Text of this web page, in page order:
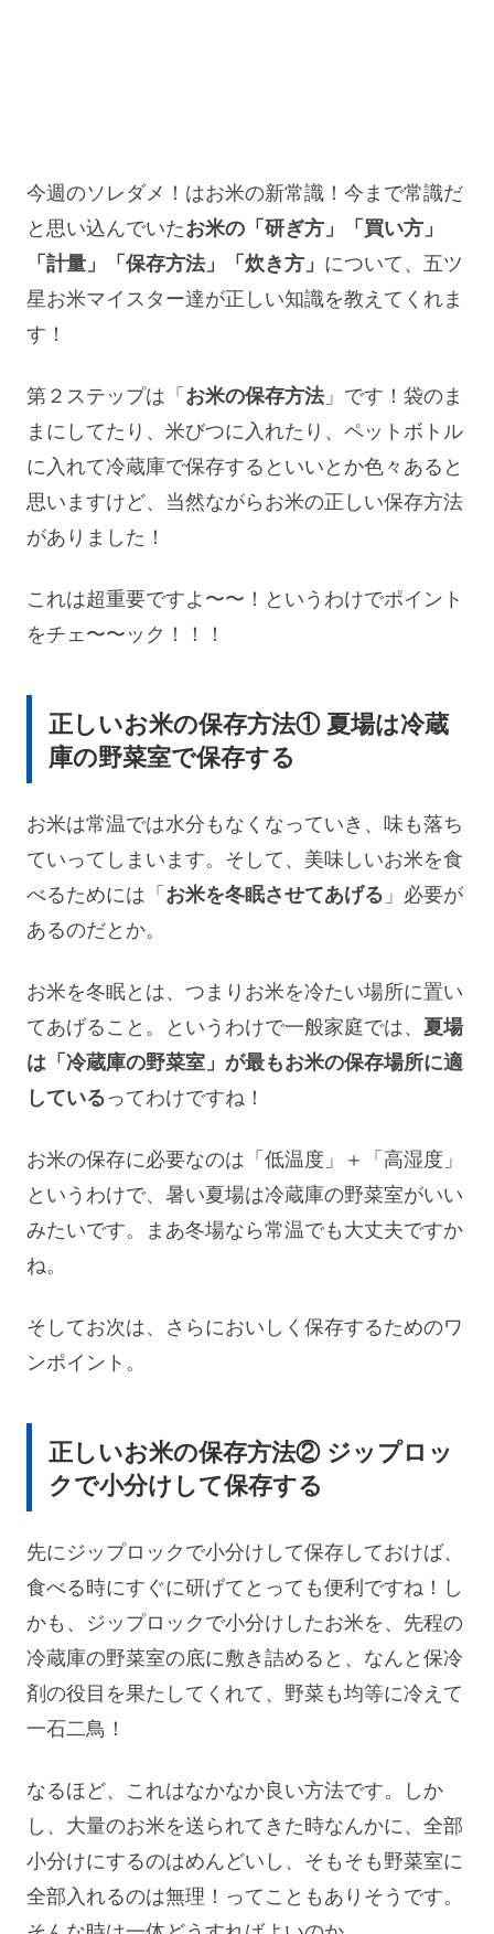
今週のソレダメ！はお米の新常識！今まで常識だ
と思い込んでいたお米の「研ぎ方」「買い方」
「計量」「保存方法」「炊き方」 について、五ツ
星お米マイスター達が正しい知識を教えてくれま
す！
第２ステップは「お米の保存方法」です！袋のま
まにしてたり、米びつに入れたり、ペットボトル
に入れて冷蔵庫で保存するといいとか色々あると
思いますけど、当然ながらお米の正しい保存方法
がありました！
これは超重要ですよ〜〜！というわけでポイント
をチェ〜〜ック！！！
正しいお米の保存方法① 夏場は冷蔵
庫の野菜室で保存する
お米は常温では水分もなくなっていき、味も落ち
ていってしまいます。そして、美味しいお米を食
べるためには「お米を冬眠させてあげる 」必要が
あるのだとか。
お米を冬眠とは、つまりお米を冷たい場所に置い
てあげること。というわけで一般家庭では、 夏場
は「冷蔵庫の野菜室」が最もお米の保存場所に適
しているってわけですね！
お米の保存に必要なのは「低温度」＋「高湿度」
というわけで、暑い夏場は冷蔵庫の野菜室がいい
みたいです。まあ冬場なら常温でも大丈夫ですか
ね。
そしてお次は、さらにおいしく保存するためのワ
ンポイント。
正しいお米の保存方法② ジップロッ
クで小分けして保存する
先にジップロックで小分けして保存しておけば、
食べる時にすぐに研げてとっても便利ですね！し
かも、ジップロックで小分けしたお米を、先程の
冷蔵庫の野菜室の底に敷き詰めると、なんと保冷
剤の役目を果たしてくれて、野菜も均等に冷えて
一石二鳥！
なるほど、これはなかなか良い方法です。しか
し、大量のお米を送られてきた時なんかに、全部
小分けにするのはめんどいし、そもそも野菜室に
全部入れるのは無理！ってこともありそうです。